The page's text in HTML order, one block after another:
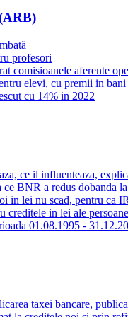
profesori
comisioanele aferente
elevi, cu premii in bani
cu 14% in 2022
ce il influenteaza,
BNR a redus dobanda
in lei nu scad, pentru ca
creditele in lei ale
01.08.1995 -
taxei bancare,